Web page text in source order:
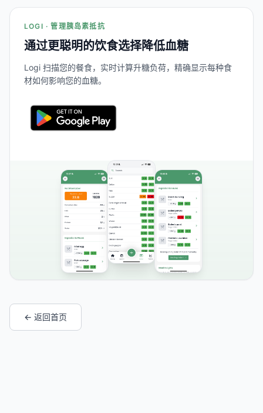
LOGI · 管理胰岛素抵抗
通过更聪明的饮食选择降低血糖
Logi 扫描您的餐食，实时计算升糖负荷，精确显示每种食
材如何影响您的血糖。
← 返回首页